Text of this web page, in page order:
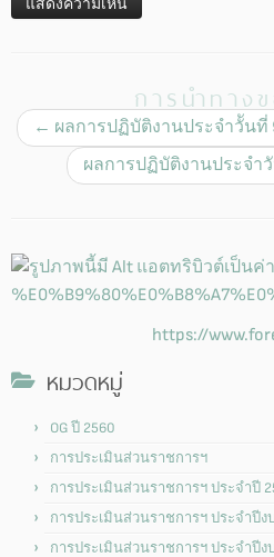
การนำทาง
← ผลการปฏิบัติงานประจำวัันที่
ผลการปฏิบัติงานประจำ
https://
หมวดหมู่
OG ปี 2560
การประเมินส่วนราชการฯ
การประเมินส่วนราชการฯ ประจำปี
การประเมินส่วนราชการฯ ประจำปีง
การประเมินส่วนราชการฯ ประจำปีง